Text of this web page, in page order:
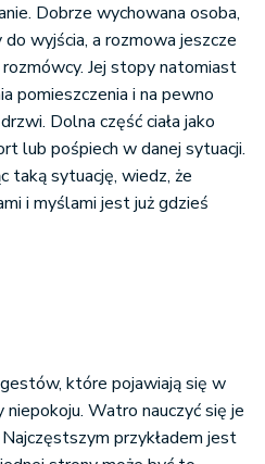
Dobrze wychowana osoba,
wyjścia, a rozmowa jeszcze
Jej stopy natomiast
pomieszczenia i na pewno
Dolna część ciała jako
lub pośpiech w danej sytuacji.
taką sytuację, wiedz, że
i myślami jest już gdzieś
które pojawiają się w
Watro nauczyć się je
przykładem jest